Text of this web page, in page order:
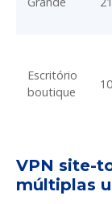
Escritório
boutique
VPN site-
múltiplas